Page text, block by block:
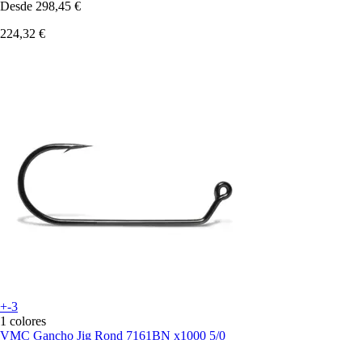
Desde 298,45 €
224,32 €
+-3
1 colores
VMC Gancho Jig Rond 7161BN x1000 5/0